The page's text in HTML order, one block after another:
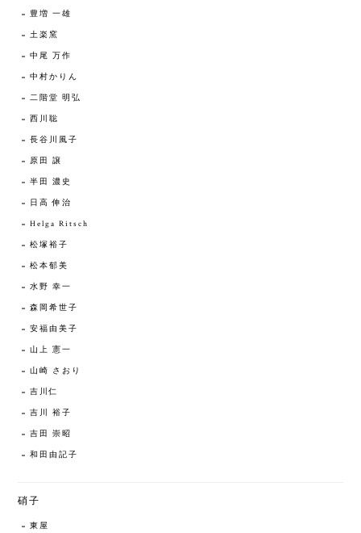
豊増 一雄
土楽窯
中尾 万作
中村かりん
二階堂 明弘
西川聡
長谷川風子
原田 譲
半田 濃史
日高 伸治
Helga Ritsch
松塚裕子
松本郁美
水野 幸一
森岡希世子
安福由美子
山上 憲一
山崎 さおり
吉川仁
吉川 裕子
吉田 崇昭
和田由記子
硝子
東屋